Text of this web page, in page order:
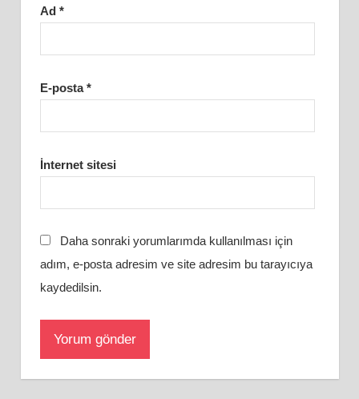
Ad *
E-posta*
İnternet sitesi
Daha sonraki yorumlarımda kullanılması için
adım, e-posta adresim ve site adresim bu tarayıcıya
kaydedilsin.